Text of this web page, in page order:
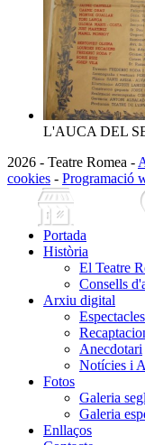
L'AUCA DEL
2026 - Teatre Romea -
cookies - Programació
Portada
Història
El Teatre
Consells
Arxiu digital
Espectacles
Anecdotari
Notícies i
Fotos
Galeria
Galeria
Enllaços